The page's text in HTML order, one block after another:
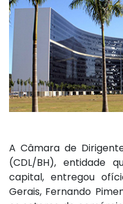
A Câmara de
(CDL/BH), entidade
capital, entregou
Gerais, Fernando